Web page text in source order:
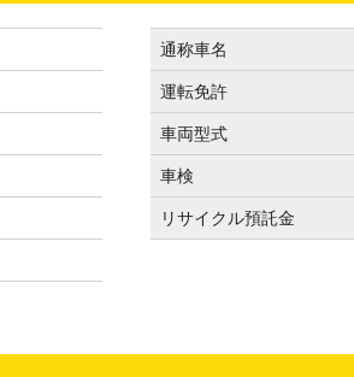
通称車名
運転免許
車両型式
車検
リサイクル預託金